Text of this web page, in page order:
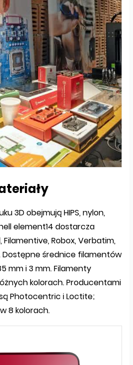
3D obejmują HIPS, nylon,
element14 dostarcza
Robox, Verbatim,
Dostępne średnice filamentów
mm i 3 mm. Filamenty
kolorach. Producentami
Photocentric i Loctite;
8 kolorach.